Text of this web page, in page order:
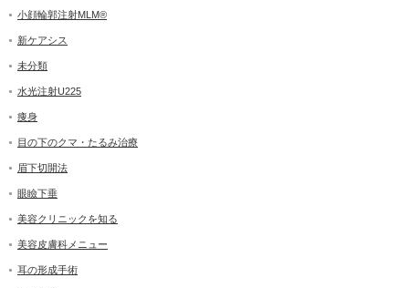
小顔輪郭注射MLM®
新ケアシス
未分類
水光注射U225
痩身
目の下のクマ・たるみ治療
眉下切開法
眼瞼下垂
美容クリニックを知る
美容皮膚科メニュー
耳の形成手術